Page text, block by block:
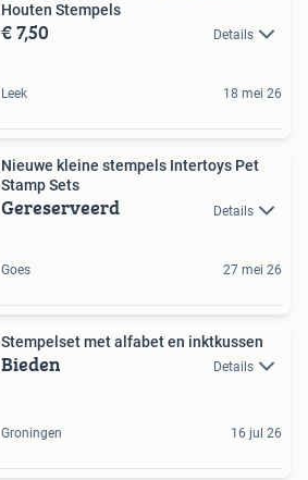
Houten Stempels
€ 7,50 Details
Leek 18 mei 26
Nieuwe kleine stempels Intertoys Pet
Stamp Sets
Gereserveerd Details
Goes 27 mei 26
Stempelset met alfabet en inktkussen
Bieden Details
Groningen 16 jul 26